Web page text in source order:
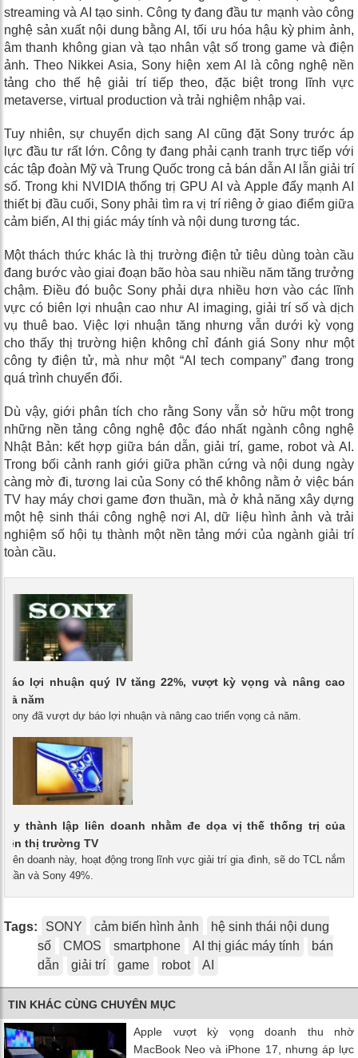
streaming và AI tạo sinh. Công ty đang đầu tư mạnh vào công
nghệ sản xuất nội dung bằng AI, tối ưu hóa hậu kỳ phim ảnh,
âm thanh không gian và tạo nhân vật số trong game và điện
ảnh. Theo Nikkei Asia, Sony hiện xem AI là công nghệ nền
tảng cho thế hệ giải trí tiếp theo, đặc biệt trong lĩnh vực
metaverse, virtual production và trải nghiệm nhập vai.
Tuy nhiên, sự chuyển dịch sang AI cũng đặt Sony trước áp
lực đầu tư rất lớn. Công ty đang phải cạnh tranh trực tiếp với
các tập đoàn Mỹ và Trung Quốc trong cả bán dẫn AI lẫn giải trí
số. Trong khi NVIDIA thống trị GPU AI và Apple đẩy mạnh AI
thiết bị đầu cuối, Sony phải tìm ra vị trí riêng ở giao điểm giữa
cảm biến, AI thị giác máy tính và nội dung tương tác.
Một thách thức khác là thị trường điện tử tiêu dùng toàn cầu
đang bước vào giai đoạn bão hòa sau nhiều năm tăng trưởng
chậm. Điều đó buộc Sony phải dựa nhiều hơn vào các lĩnh
vực có biên lợi nhuận cao như AI imaging, giải trí số và dịch
vụ thuê bao. Việc lợi nhuận tăng nhưng vẫn dưới kỳ vọng
cho thấy thị trường hiện không chỉ đánh giá Sony như một
công ty điện tử, mà như một “AI tech company” đang trong
quá trình chuyển đổi.
Dù vậy, giới phân tích cho rằng Sony vẫn sở hữu một trong
những nền tảng công nghệ độc đáo nhất ngành công nghệ
Nhật Bản: kết hợp giữa bán dẫn, giải trí, game, robot và AI.
Trong bối cảnh ranh giới giữa phần cứng và nội dung ngày
càng mờ đi, tương lai của Sony có thể không nằm ở việc bán
TV hay máy chơi game đơn thuần, mà ở khả năng xây dựng
một hệ sinh thái công nghệ nơi AI, dữ liệu hình ảnh và trải
nghiệm số hội tụ thành một nền tảng mới của ngành giải trí
toàn cầu.
cáo lợi nhuận quý IV tăng 22%, vượt kỳ vọng và nâng cao
cả năm
Sony đã vượt dự báo lợi nhuận và nâng cao triển vọng cả năm.
thành lập liên doanh nhằm đe dọa vị thế thống trị của
thị trường TV
Liên doanh này, hoạt động trong lĩnh vực giải trí gia đình, sẽ do TCL nắm
và Sony 49%.
Tags: SONY cảm biến hình ảnh
hệ sinh thái nội dung
số
CMOS smartphone AI thị giác máy tính
bán
dẫn
giải trí game robot AI
TIN KHÁC CÙNG CHUYÊN MỤC
Apple vượt kỳ vọng doanh thu nhờ
MacBook Neo và iPhone 17, nhưng áp lực